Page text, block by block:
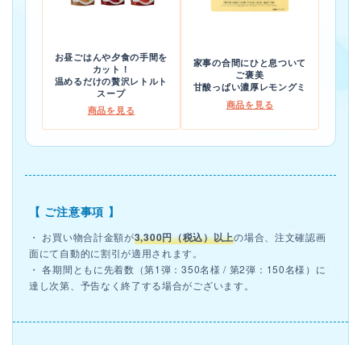
お昼ごはんや夕食の手間を
カット！
温めるだけの贅沢レトルト
スープ
商品を見る
家事の合間にひと息ついて
ご褒美
甘酸っぱい濃厚レモングミ
商品を見る
【 ご注意事項 】
・ お買い物合計金額が3,300円（税込）以上の場合、注文確認画
面にて自動的に割引が適用されます。
・ 各期間ともに先着数（第1弾：350名様 / 第2弾：150名様）に
達し次第、予告なく終了する場合がございます。